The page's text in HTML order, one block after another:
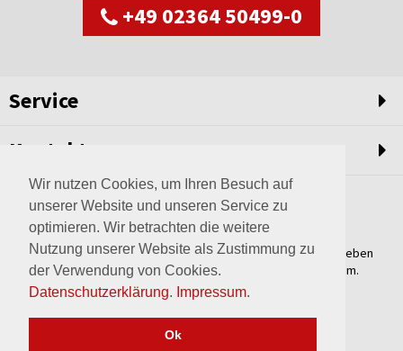
Wir nutzen Cookies, um Ihren Besuch auf
unserer Website und unseren Service zu
optimieren. Wir betrachten die weitere
Nutzung unserer Website als Zustimmung zu
der Verwendung von Cookies.
Datenschutzerklärung. Impressum.
Ok
+49 02364 50499-0
Service
Kontakt
Weltweit setzen wir unsere Erfahrungswerte und unser Streben
nach innovativen Lösungen in unvergleichliche Anlagen um.
Erfahren Sie mehr über uns.